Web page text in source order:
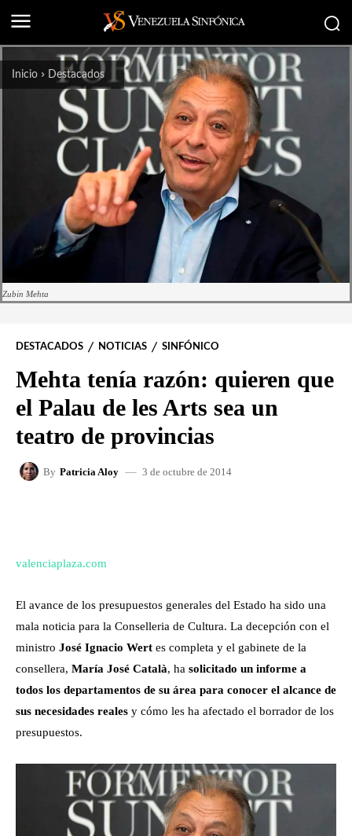
Inicio Destacados
Zubin Mehta
DESTACADOS NOTICIAS SINFÓNICO
Mehta tenía razón: quieren que
el Palau de les Arts sea un
teatro de provincias
By Patricia Aloy 3 de octubre de 2014
valenciaplaza.com
El avance de los presupuestos generales del Estado ha sido una
mala noticia para la Conselleria de Cultura. La decepción con el
ministro José Ignacio Wert es completa y el gabinete de la
consellera, María José Català, ha solicitado un informe a
todos los departamentos de su área para conocer el alcance de
sus necesidades reales y cómo les ha afectado el borrador de los
presupuestos.